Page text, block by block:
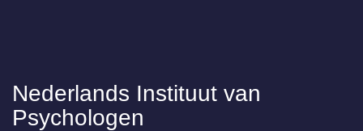
Nederlands Instituut van
Psychologen